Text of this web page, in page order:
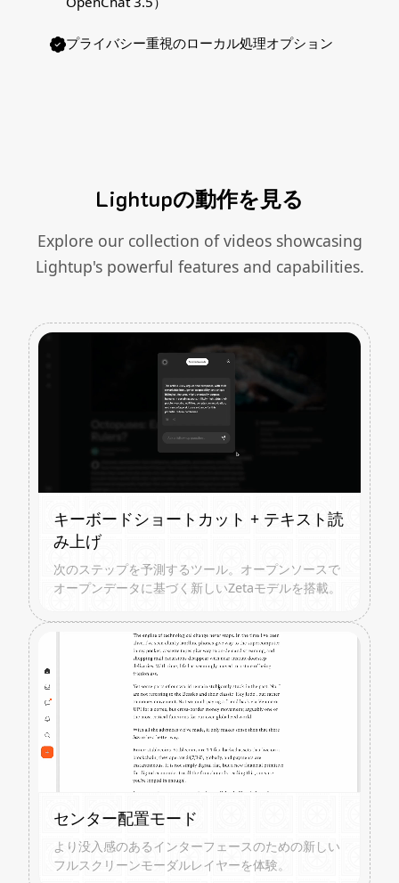
プライバシー重視のローカル処理オプション
Lightupの動作を見る
Explore our collection of videos showcasing
Lightup's powerful features and capabilities.
キーボードショートカット + テキスト読
み上げ
次のステップを予測するツール。オープンソースで
オープンデータに基づく新しいZetaモデルを搭載。
センター配置モード
より没入感のあるインターフェースのための新しい
フルスクリーンモーダルレイヤーを体験。